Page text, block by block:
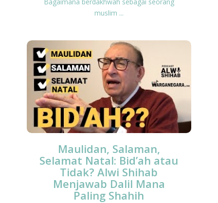
Bagaimana berdakhwah sebagai seorang
muslim ...
Maulidan, Salaman,
Selamat Natal: Bid’ah atau
Tidak? Alwi Shihab
Menjawab Dalil Mana
Paling Shahih